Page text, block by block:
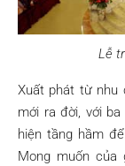
Lễ
Xuất phát từ nhu
mới ra đời, với
hiện tầng hầm
Mong muốn